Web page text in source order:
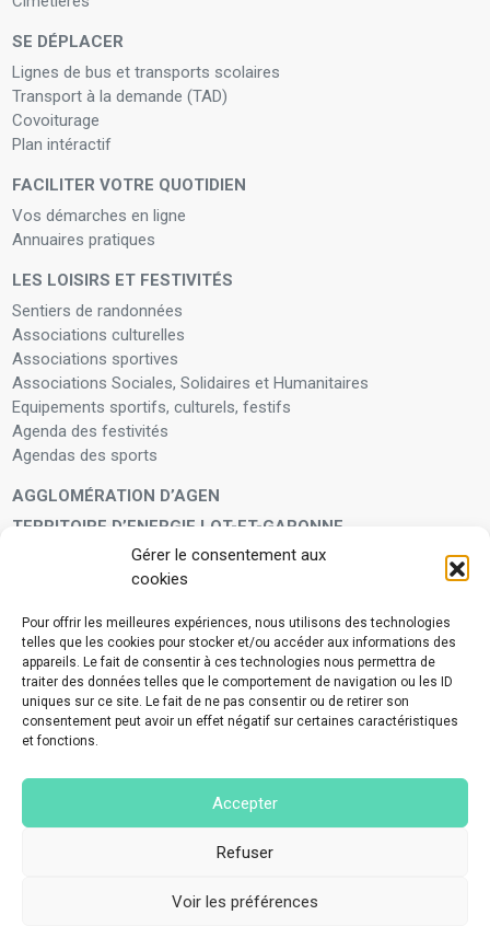
Gérer le consentement aux
cookies
Pour offrir les meilleures expériences, nous utilisons des technologies
telles que les cookies pour stocker et/ou accéder aux informations des
appareils. Le fait de consentir à ces technologies nous permettra de
traiter des données telles que le comportement de navigation ou les ID
uniques sur ce site. Le fait de ne pas consentir ou de retirer son
consentement peut avoir un effet négatif sur certaines caractéristiques
et fonctions.
Accepter
Refuser
Voir les préférences
SE DÉPLACER
Lignes de bus et transports scolaires
Transport à la demande (TAD)
Covoiturage
Plan intéractif
FACILITER VOTRE QUOTIDIEN
Vos démarches en ligne
Annuaires pratiques
LES LOISIRS ET FESTIVITÉS
Sentiers de randonnées
Associations culturelles
Associations sportives
Associations Sociales, Solidaires et Humanitaires
Equipements sportifs, culturels, festifs
Agenda des festivités
Agendas des sports
AGGLOMÉRATION D’AGEN
TERRITOIRE D’ENERGIE LOT-ET-GARONNE
VIVRE À VOS CÔTÉS
Service municipal d’aide administrative
Aide à la personne en difficulté
Télé-alerte
Collecte des déchets ménagers et encombrants
Application Mes déchets-Agglo Agen